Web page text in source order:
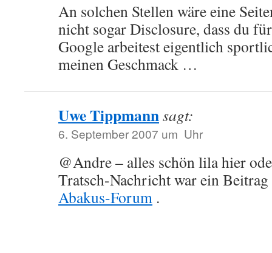
An solchen Stellen wäre eine
nicht sogar Disclosure, dass du
Google arbeitest eigentlich
meinen Geschmack …
Uwe Tippmannsagt:
6. September 2007 um Uhr
@Andre – alles schön lila hier
Tratsch-Nachricht war ein Beitrag
Abakus-Forum .